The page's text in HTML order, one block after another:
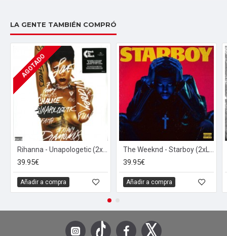
LA GENTE TAMBIÉN COMPRÓ
AGOTADO
39.95€
Añadir a compra
39.95€
Añadir a compra